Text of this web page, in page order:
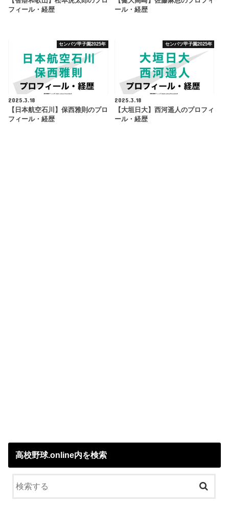
フィール・経歴
ール・経歴
センバツ甲子園2025年
2025.3.18
【日本航空石川】保西雅則のプロ
フィール・経歴
センバツ甲子園2025年
2025.3.18
【大垣日大】西河遥人のプロフィ
ール・経歴
高校野球.online内を検索